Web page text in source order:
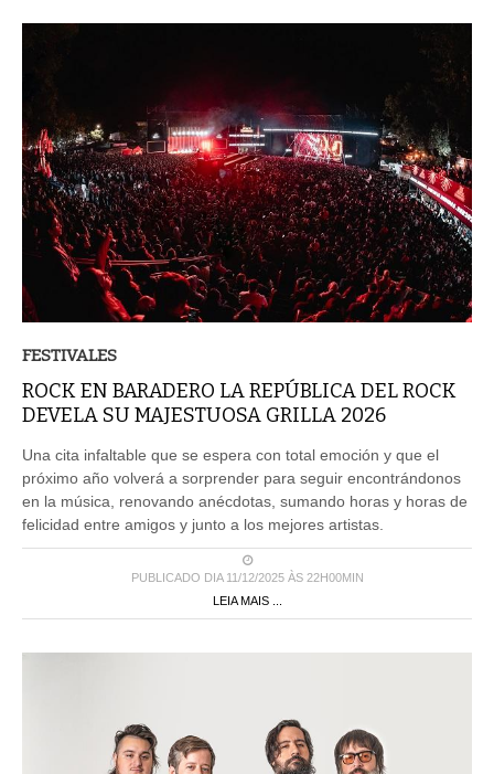
FESTIVALES
ROCK EN BARADERO LA REPÚBLICA DEL ROCK
DEVELA SU MAJESTUOSA GRILLA 2026
Una cita infaltable que se espera con total emoción y que el
próximo año volverá a sorprender para seguir encontrándonos
en la música, renovando anécdotas, sumando horas y horas de
felicidad entre amigos y junto a los mejores artistas.
PUBLICADO DIA 11/12/2025 ÀS 22H00MIN
LEIA MAIS ...